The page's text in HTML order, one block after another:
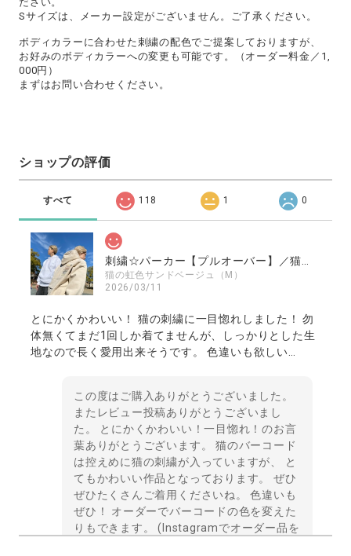
Sサイズは、メーカー設定がございません。ご了承ください。
ボディカラーに合わせた刺繍の配色でご提案しておりますが、
お好みのボディカラーへの変更も可能です。（オーダー料金／1,
000円）
まずはお問い合わせください。
ショップの評価
すべて 118 1 0
猫の虹色サンドベージュ（M）
2026/03/11
とにかくかわいい！ 猫の刺繍に一目惚れしました！ 勿
体無くてまだ1回しか着てませんが、しっかりとした生
地なので長く愛用出来そうです。 色違いも欲しい…
この度はご購入ありがとうございました。
またレビュー投稿ありがとうございまし
た。 とにかくかわいい！一目惚れ！のお言
葉ありがとうございます。 猫のバーコード
は控えめに猫の刺繍が入っていますが、 と
てもかわいい作品となっております。 ぜひ
ぜひたくさんご着用くださいね。 色違いも
ぜひ！ オーダーでバーコードの色を変えた
りもできます。 (Instagramでオーダー品を